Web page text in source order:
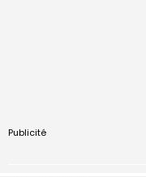
Publicité